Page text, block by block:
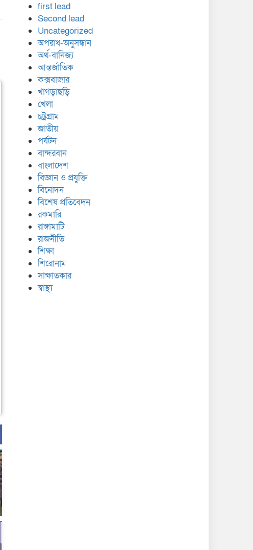
first lead
Second lead
Uncategorized
অপরাধ-অনুসন্ধান
অর্থ-বানিজ্য
আন্তর্জাতিক
কক্সবাজার
খাগড়াছড়ি
খেলা
চট্রগ্রাম
জাতীয়
পর্যটন
বান্দরবান
বাংলাদেশ
বিজ্ঞান ও প্রযুক্তি
বিনোদন
বিশেষ প্রতিবেদন
রকমারি
রাঙ্গামাটি
রাজনীতি
শিক্ষা
শিরোনাম
সাক্ষাতকার
স্বাস্থ্য